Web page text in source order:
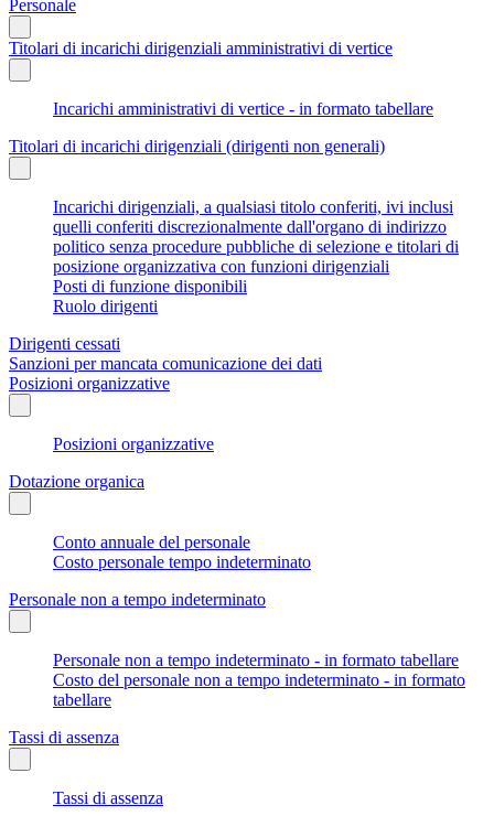
Personale
Titolari di incarichi dirigenziali amministrativi di vertice
Incarichi amministrativi di vertice - in formato tabellare
Titolari di incarichi dirigenziali (dirigenti non generali)
Incarichi dirigenziali, a qualsiasi titolo conferiti, ivi inclusi
quelli conferiti discrezionalmente dall'organo di indirizzo
politico senza procedure pubbliche di selezione e titolari di
posizione organizzativa con funzioni dirigenziali
Posti di funzione disponibili
Ruolo dirigenti
Dirigenti cessati
Sanzioni per mancata comunicazione dei dati
Posizioni organizzative
Posizioni organizzative
Dotazione organica
Conto annuale del personale
Costo personale tempo indeterminato
Personale non a tempo indeterminato
Personale non a tempo indeterminato - in formato tabellare
Costo del personale non a tempo indeterminato - in formato
tabellare
Tassi di assenza
Tassi di assenza